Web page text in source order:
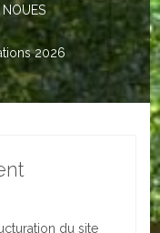
2026
du site